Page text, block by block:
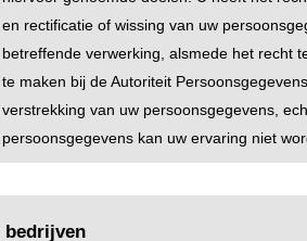
en rectificatie of wissing van uw
betreffende verwerking, alsmede het recht
te maken bij de Autoriteit
verstrekking van uw persoonsgegevens,
persoonsgegevens kan uw ervaring niet
bedrijven